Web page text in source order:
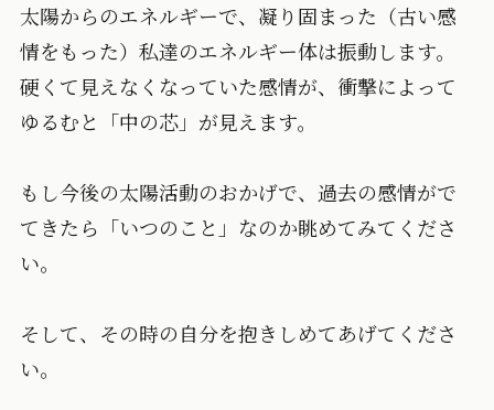
太陽からのエネルギーで、凝り固まった（古い感
情をもった）私達のエネルギー体は振動します。
硬くて見えなくなっていた感情が、衝撃によって
ゆるむと「中の芯」が見えます。
もし今後の太陽活動のおかげで、過去の感情がで
てきたら「いつのこと」なのか眺めてみてくださ
い。
そして、その時の自分を抱きしめてあげてくださ
い。